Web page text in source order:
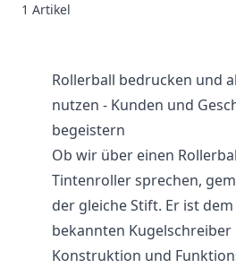
1 Artikel
Rollerball bedrucken und
nutzen - Kunden und
begeistern
Ob wir über einen
Tintenroller sprechen,
der gleicheStift. Er ist
bekannten Kugelschreiber
Konstruktion und